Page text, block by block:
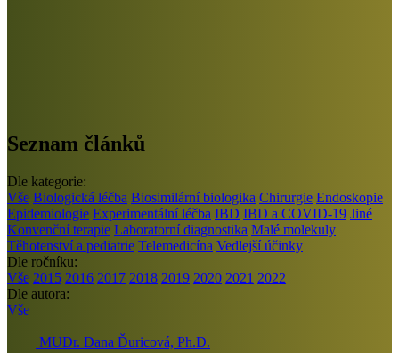
Seznam článků
Dle kategorie:
Vše Biologická léčba Biosimilární biologika Chirurgie Endoskopie
Epidemiologie Experimentální léčba IBD IBD a COVID-19 Jiné
Konvenční terapie Laboratorní diagnostika Malé molekuly
Těhotenství a pediatrie Telemedicína Vedlejší účinky
Dle ročníku:
Vše 2015 2016 2017 2018 2019 2020 2021 2022
Dle autora:
Vše
MUDr. Dana Ďuricová, Ph.D.